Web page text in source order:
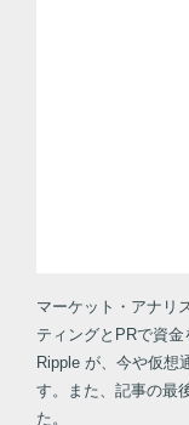
マーケット・アナリ
ティングとPRで資
Ripple が、今や仮想
す。また、記事の最
た。